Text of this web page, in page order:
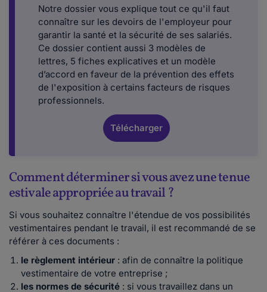
Notre dossier vous explique tout ce qu'il faut
connaître sur les devoirs de l'employeur pour
garantir la santé et la sécurité de ses salariés.
Ce dossier contient aussi 3 modèles de
lettres, 5 fiches explicatives et un modèle
d’accord en faveur de la prévention des effets
de l'exposition à certains facteurs de risques
professionnels.
Télécharger
Comment déterminer si vous avez une tenue
estivale appropriée au travail ?
Si vous souhaitez connaître l'étendue de vos possibilités
vestimentaires pendant le travail, il est recommandé de se
référer à ces documents :
le règlement intérieur : afin de connaître la politique
vestimentaire de votre entreprise ;
les normes de sécurité : si vous travaillez dans un